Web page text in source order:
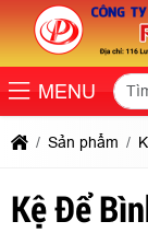
MENU
Sản phẩm
Kệ Để